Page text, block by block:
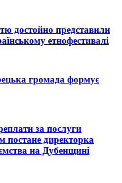
достойно представили
етнофестивалі
громада формує
за послуги
постане директорка
на Дубенщині